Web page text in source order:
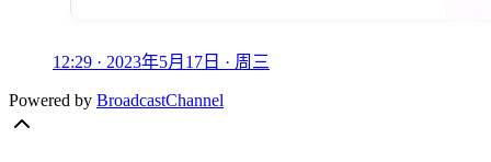
12:29 · 2023年5月17日 · 周三
Powered by BroadcastChannel